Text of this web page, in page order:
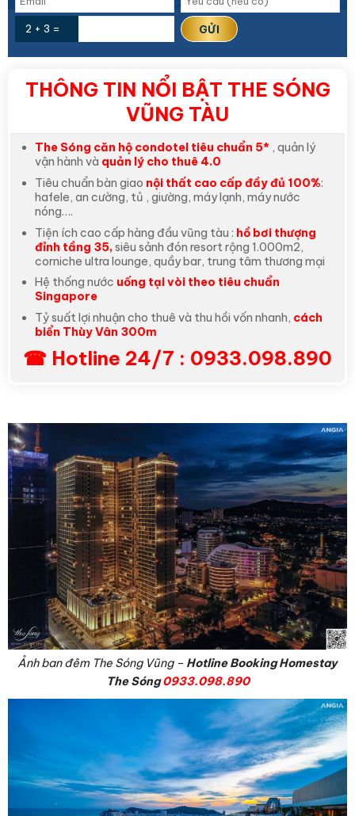
2 + 3 =
THÔNG TIN NỔI BẬT THE SÓNG
VŨNG TÀU
The Sóng căn hộ condotel tiêu chuẩn 5* , quản lý
vận hành và quản lý cho thuê 4.0
Tiêu chuẩn bàn giao nội thất cao cấp đầy đủ 100%:
hafele, an cường, tủ , giường, máy lạnh, máy nước
nóng….
Tiện ích cao cấp hàng đầu vũng tàu : hồ bơi thượng
đỉnh tầng 35,siêu sảnh đón resort rộng 1.000m2,
corniche ultra lounge, quầy bar, trung tâm thương mại
Hệ thống nước uống tại vòi theo tiêu chuẩn
Singapore
Tỷ suất lợi nhuận cho thuê và thu hồi vốn nhanh, cách
biển Thùy Vân 300m
☎ Hotline 24/7 : 0933.098.890
Ảnh ban đêm The Sóng Vũng – Hotline Booking Homestay
The Sóng0933.098.890